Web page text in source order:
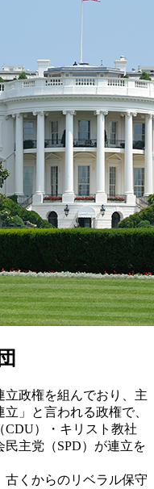
政権を組んでおり、主
」と言われる政権で、
CDU）・キリスト教社
主党（SPD）が連立を
くからのリベラル保守